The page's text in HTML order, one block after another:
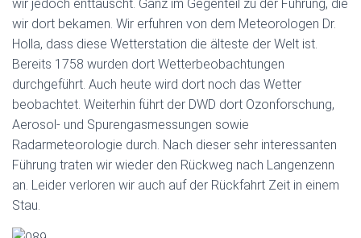
wir jedoch enttäuscht. Ganz im Gegenteil zu der Führung, die
wir dort bekamen. Wir erfuhren von dem Meteorologen Dr.
Holla, dass diese Wetterstation die älteste der Welt ist.
Bereits 1758 wurden dort Wetterbeobachtungen
durchgeführt. Auch heute wird dort noch das Wetter
beobachtet. Weiterhin führt der DWD dort Ozonforschung,
Aerosol- und Spurengasmessungen sowie
Radarmeteorologie durch. Nach dieser sehr interessanten
Führung traten wir wieder den Rückweg nach Langenzenn
an. Leider verloren wir auch auf der Rückfahrt Zeit in einem
Stau.